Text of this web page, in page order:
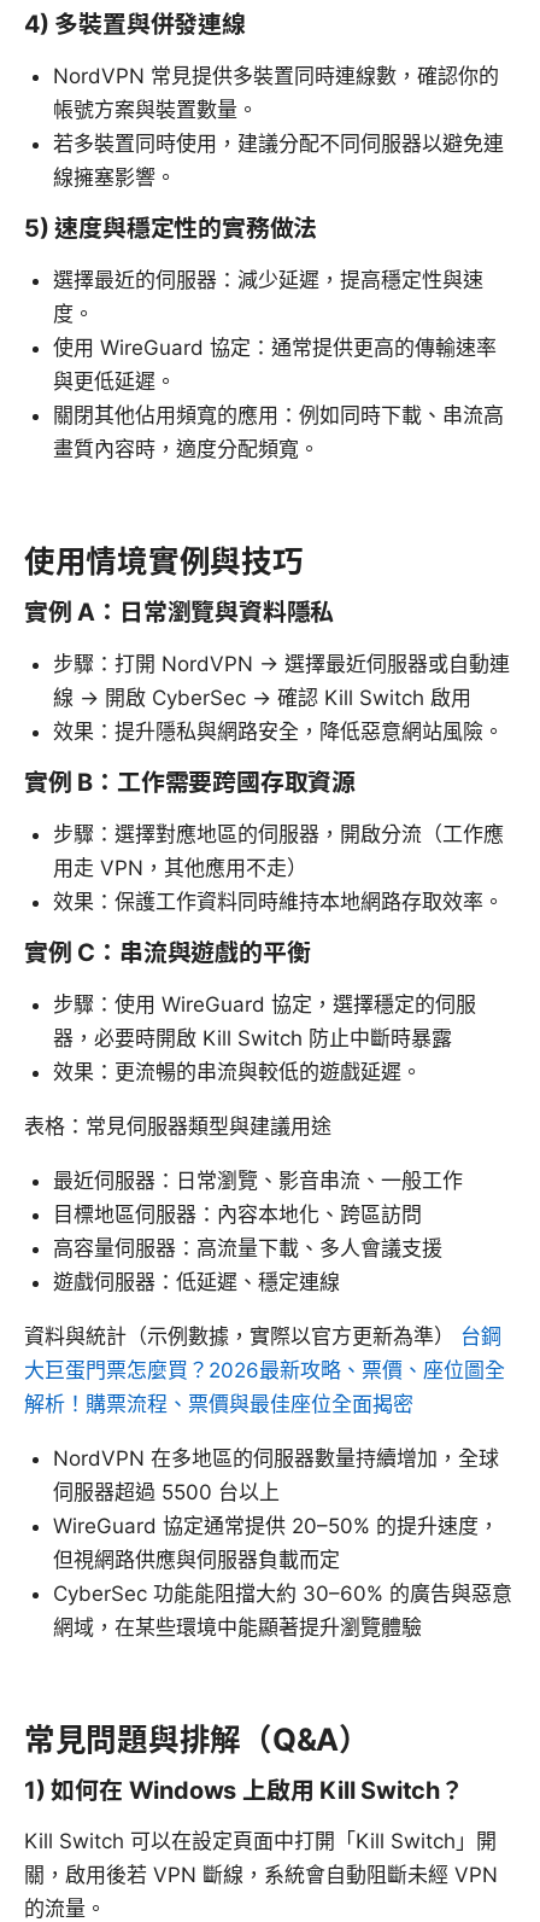
4) 多裝置與併發連線
NordVPN 常見提供多裝置同時連線數，確認你的
帳號方案與裝置數量。
若多裝置同時使用，建議分配不同伺服器以避免連
線擁塞影響。
5) 速度與穩定性的實務做法
選擇最近的伺服器：減少延遲，提高穩定性與速
度。
使用 WireGuard 協定：通常提供更高的傳輸速率
與更低延遲。
關閉其他佔用頻寬的應用：例如同時下載、串流高
畫質內容時，適度分配頻寬。
使用情境實例與技巧
實例 A：日常瀏覽與資料隱私
步驟：打開 NordVPN → 選擇最近伺服器或自動連
線 → 開啟 CyberSec → 確認 Kill Switch 啟用
效果：提升隱私與網路安全，降低惡意網站風險。
實例 B：工作需要跨國存取資源
步驟：選擇對應地區的伺服器，開啟分流（工作應
用走 VPN，其他應用不走）
效果：保護工作資料同時維持本地網路存取效率。
實例 C：串流與遊戲的平衡
步驟：使用 WireGuard 協定，選擇穩定的伺服
器，必要時開啟 Kill Switch 防止中斷時暴露
效果：更流暢的串流與較低的遊戲延遲。
表格：常見伺服器類型與建議用途
最近伺服器：日常瀏覽、影音串流、一般工作
目標地區伺服器：內容本地化、跨區訪問
高容量伺服器：高流量下載、多人會議支援
遊戲伺服器：低延遲、穩定連線
資料與統計（示例數據，實際以官方更新為準） 台鋼
大巨蛋門票怎麼買？2026最新攻略、票價、座位圖全
解析！購票流程、票價與最佳座位全面揭密
NordVPN 在多地區的伺服器數量持續增加，全球
伺服器超過 5500 台以上
WireGuard 協定通常提供 20–50% 的提升速度，
但視網路供應與伺服器負載而定
CyberSec 功能能阻擋大約 30–60% 的廣告與惡意
網域，在某些環境中能顯著提升瀏覽體驗
常見問題與排解（Q&A）
1) 如何在 Windows 上啟用 Kill Switch？
Kill Switch 可以在設定頁面中打開「Kill Switch」開
關，啟用後若 VPN 斷線，系統會自動阻斷未經 VPN
的流量。